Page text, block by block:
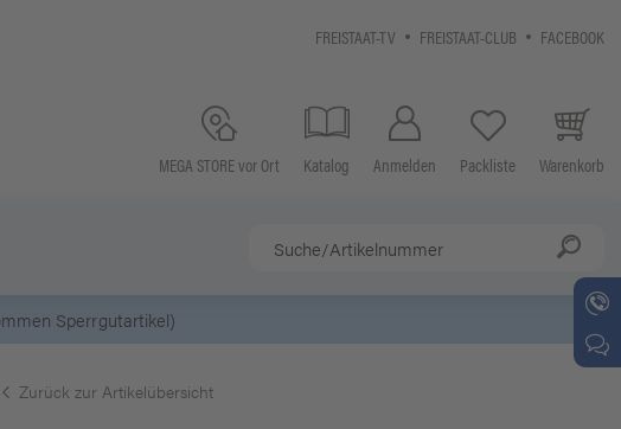
FREISTAAT-TV FREISTAAT-CLUB FACEBOOK
MEGA STORE vor Ort Katalog Anmelden Packliste Warenkorb
Zurück zur Artikelübersicht